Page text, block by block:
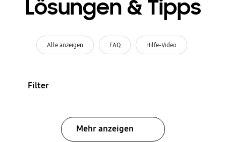
Lösungen & Tipps
Alle anzeigen FAQ Hilfe-Video
Filter
Mehr anzeigen